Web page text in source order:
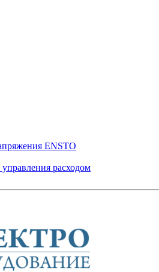
ENSTO
расходом